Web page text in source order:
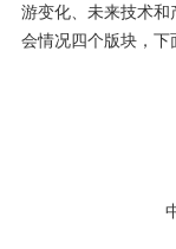
游变化、未来技术
会情况四个版块，下